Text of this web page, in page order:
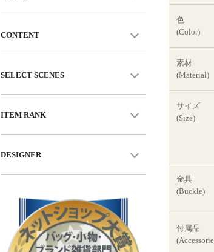
色
(Color)
素材
(Material)
サイズ
(Size)
金具
(Buckle)
付属品
CONTENT
SELECT SCENES
ITEM RANK
DESIGNER